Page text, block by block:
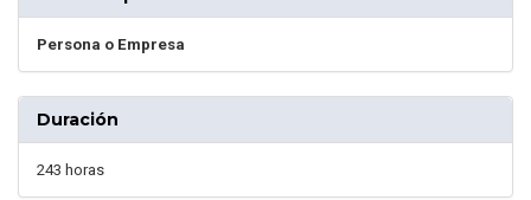
Persona o Empresa
Duración
243 horas